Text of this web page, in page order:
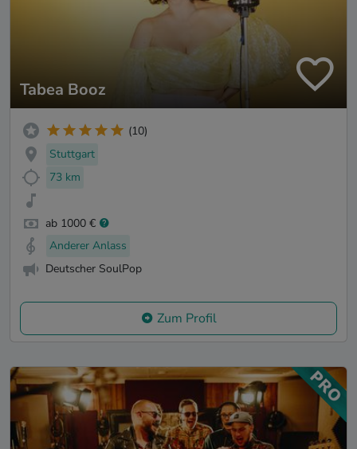
Tabea Booz
(10)
Stuttgart
73 km
ab 1000 €
Anderer Anlass
Deutscher SoulPop
Zum Profil